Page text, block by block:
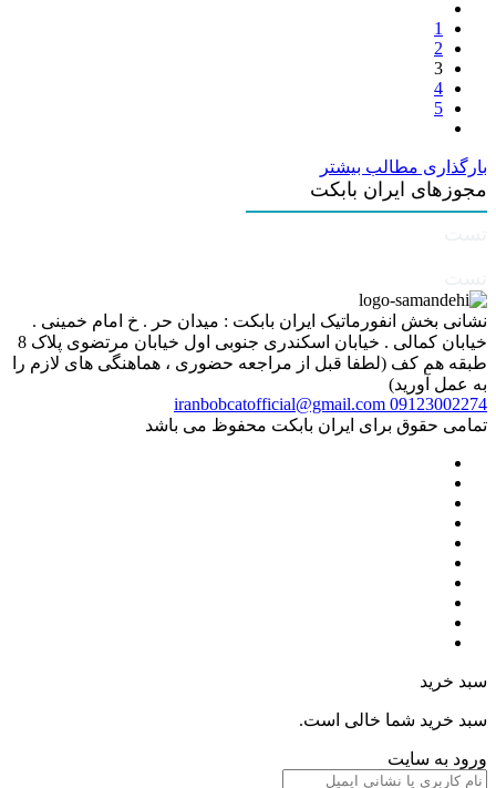
1
2
3
4
5
بارگذاری مطالب بیشتر
مجوزهای ایران بابکت
نشانی بخش انفورماتیک ایران بابکت : میدان حر . خ امام خمینی .
خیابان کمالی . خیابان اسکندری جنوبی اول خیابان مرتضوی پلاک 8
طبقه هم کف (لطفا قبل از مراجعه حضوری ، هماهنگی های لازم را
به عمل آورید)
09123002274
iranbobcatofficial@gmail.com
تمامی حقوق برای ایران بابکت محفوظ می باشد
سبد خرید
سبد خرید شما خالی است.
ورود به سایت